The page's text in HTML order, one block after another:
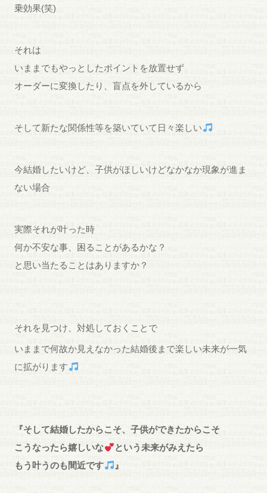
乗効果(笑)
それは
いままでもやっとしたポイントを放置せず
オーダーに変換したり、盲点を外しているから
そして新たな関係性等を築いていて日々楽しい
今結婚したいけど、子供がほしいけどなかなか現象が進ま
ない場合
実際それが叶った時
何か不安な事、困ることがあるかな？
と思い当たることはありますか？
それを見つけ、対処しておくことで
いままで何故か見えなかった結婚後まで楽しい未来が一気
に拡がります
『そして結婚したからこそ、子供ができたからこそ
こうなったら嬉しいな
という未来がみえたら
もう叶うのも間近です
』